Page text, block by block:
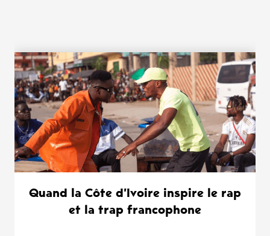
WANT MORE ?
Quand la Côte d’Ivoire inspire le rap
et la trap francophone